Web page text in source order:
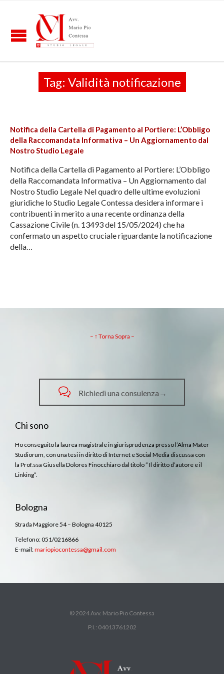
Tag: Validità notificazione
Notifica della Cartella di Pagamento al Portiere: L’Obbligo
della Raccomandata Informativa – Un Aggiornamento dal
Nostro Studio Legale
Notifica della Cartella di Pagamento al Portiere: L’Obbligo
della Raccomandata Informativa – Un Aggiornamento dal
Nostro Studio Legale Nel quadro delle ultime evoluzioni
giuridiche lo Studio Legale Contessa desidera informare i
contribuenti in merito a una recente ordinanza della
Cassazione Civile (n. 13493 del 15/05/2024) che ha
confermato un aspetto cruciale riguardante la notificazione
della…
– ↑ Torna Sopra –
 Richiedi una consulenza→
Chi sono
Ho conseguito la laurea magistrale in giurisprudenza presso l’Alma Mater
Studiorum, con una tesi in diritto di Internet e Social Media discussa con
la Prof.ssa Giusella Dolores Finocchiaro dal titolo ” Il diritto d’autore e il
Linking”.
Bologna
Strada Maggiore 54 – Bologna 40125
Telefono: 051/0216866
E-mail:mariopiocontessa@gmail.com
© 2024 Avv. Mario Pio Contessa
P.I.: 04013761202